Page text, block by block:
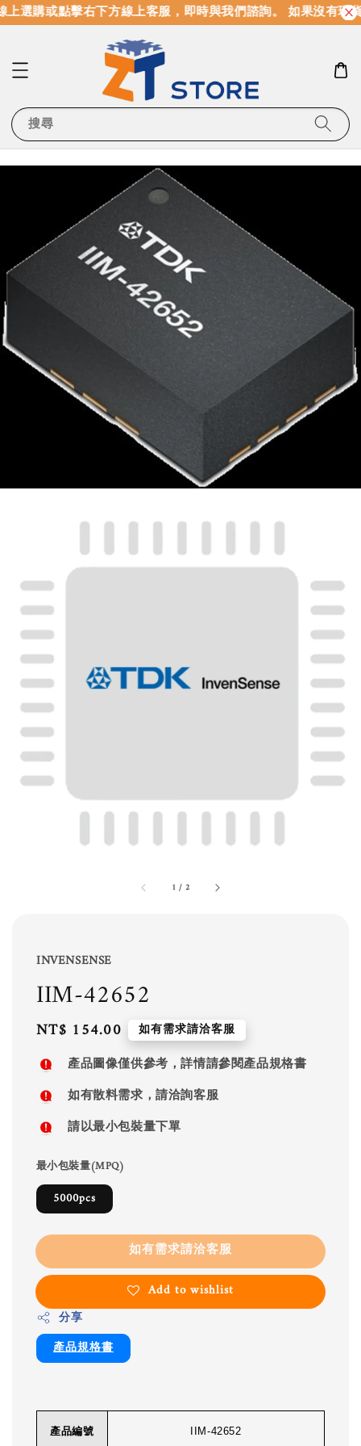
選購或點擊右下方線上客服，即時與我們諮詢。 如果沒有現
搜尋
1 / 2
INVENSENSE
IIM-42652
Regular
price
NT$ 154.00 如有需求請洽客服
產品圖像僅供參考，詳情請參閱產品規格書
如有散料需求，請洽詢客服
請以最小包裝量下單
最小包裝量(MPQ)
5000pcs
如有需求請洽客服
Add to wishlist
分享
產品規格書
產品編號 IIM-42652